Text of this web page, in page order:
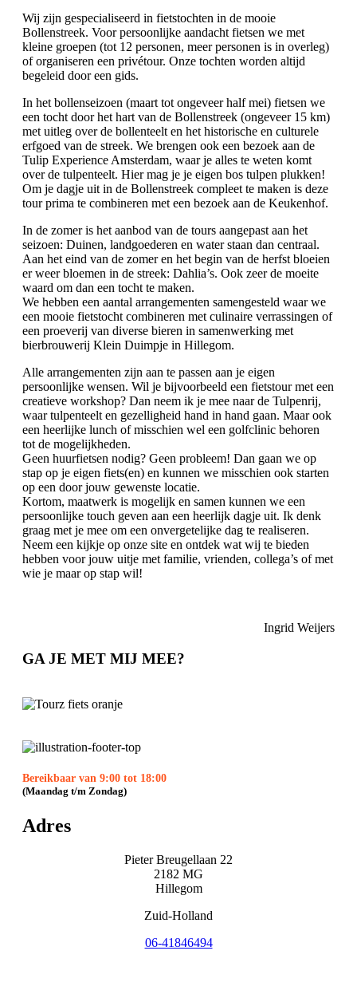
Wij zijn gespecialiseerd in fietstochten in de mooie
Bollenstreek. Voor persoonlijke aandacht fietsen we met
kleine groepen (tot 12 personen, meer personen is in overleg)
of organiseren een privétour. Onze tochten worden altijd
begeleid door een gids.
In het bollenseizoen (maart tot ongeveer half mei) fietsen we
een tocht door het hart van de Bollenstreek (ongeveer 15 km)
met uitleg over de bollenteelt en het historische en culturele
erfgoed van de streek. We brengen ook een bezoek aan de
Tulip Experience Amsterdam, waar je alles te weten komt
over de tulpenteelt. Hier mag je je eigen bos tulpen plukken!
Om je dagje uit in de Bollenstreek compleet te maken is deze
tour prima te combineren met een bezoek aan de Keukenhof.
In de zomer is het aanbod van de tours aangepast aan het
seizoen: Duinen, landgoederen en water staan dan centraal.
Aan het eind van de zomer en het begin van de herfst bloeien
er weer bloemen in de streek: Dahlia’s. Ook zeer de moeite
waard om dan een tocht te maken.
We hebben een aantal arrangementen samengesteld waar we
een mooie fietstocht combineren met culinaire verrassingen of
een proeverij van diverse bieren in samenwerking met
bierbrouwerij Klein Duimpje in Hillegom.
Alle arrangementen zijn aan te passen aan je eigen
persoonlijke wensen. Wil je bijvoorbeeld een fietstour met een
creatieve workshop? Dan neem ik je mee naar de Tulpenrij,
waar tulpenteelt en gezelligheid hand in hand gaan. Maar ook
een heerlijke lunch of misschien wel een golfclinic behoren
tot de mogelijkheden.
Geen huurfietsen nodig? Geen probleem! Dan gaan we op
stap op je eigen fiets(en) en kunnen we misschien ook starten
op een door jouw gewenste locatie.
Kortom, maatwerk is mogelijk en samen kunnen we een
persoonlijke touch geven aan een heerlijk dagje uit. Ik denk
graag met je mee om een onvergetelijke dag te realiseren.
Neem een kijkje op onze site en ontdek wat wij te bieden
hebben voor jouw uitje met familie, vrienden, collega’s of met
wie je maar op stap wil!
Ingrid Weijers
GA JE MET MIJ MEE?
Bereikbaar van 9:00 tot 18:00
(Maandag t/m Zondag)
Adres
Pieter Breugellaan 22
2182 MG
Hillegom
Zuid-Holland
06-41846494